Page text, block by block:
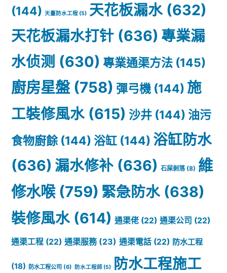
(144) 天臺防水工程 (5) 天花板漏水(632)
天花板漏水打针 (636) 專業漏
水侦测 (630) 專業通渠方法 (145)
廚房星盤(758) 彈弓機 (144) 施
工裝修風水(615) 沙井 (144) 油污
食物廚餘(144) 浴缸 (144) 浴缸防水
(636) 漏水修补 (636) 石屎剝落(8) 維
修水喉(759) 緊急防水(638)
裝修風水(614) 通渠佬 (22) 通渠公司 (22)
通渠工程 (22) 通渠服務(23) 通渠電話 (22) 防水工程
(18) 防水工程公司 (6) 防水工程師 (5)
防水工程施工